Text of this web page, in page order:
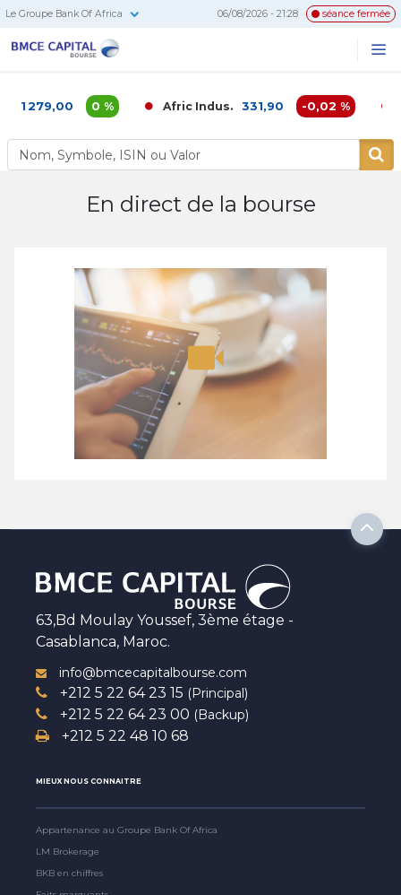
Le Groupe Bank Of Africa 06/08/2026 - 21:28 séance fermée
1 279,00 0 % Afric Indus. 331,90 -0,02 %
En direct de la bourse
63,Bd Moulay Youssef, 3ème étage -
Casablanca, Maroc.
info@bmcecapitalbourse.com
+212 5 22 64 23 15 (Principal)
+212 5 22 64 23 00 (Backup)
+212 5 22 48 10 68
MIEUX NOUS CONNAITRE
Appartenance au Groupe Bank Of Africa
LM Brokerage
BKB en chiffres